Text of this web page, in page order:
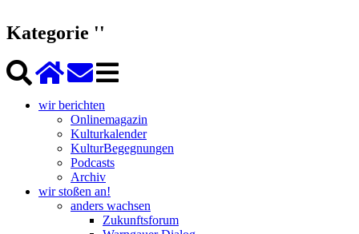
Kategorie ''
wir berichten
Onlinemagazin
Kulturkalender
KulturBegegnungen
Podcasts
Archiv
wir stoßen an!
anders wachsen
Zukunftsforum